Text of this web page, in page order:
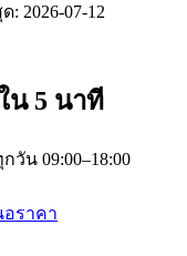
: 2026-07-12
น 5 นาที
น 09:00–18:00
อราคา